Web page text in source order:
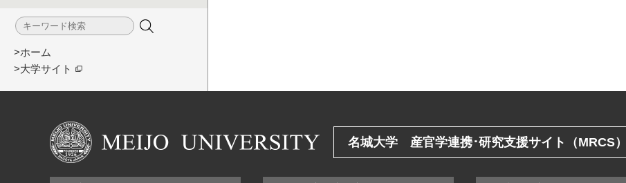
>ホーム
>大学サイト
名城大学 産官学連携･研究支援サイト（MRCS）